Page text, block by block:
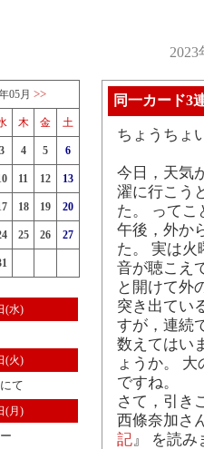
05月 >>
木 金 土
3 4 5 6
11 12 13
18 19 20
25 26 27
(水)
(火)
て
(月)
同一カード3
ちょうちょ
今日，天気
濯に行こう
た。 ってこ
午後，外か
た。 実は火
音が聴こえ
と開けて外
突き出てい
すが，連続
数えてはい
ょうか。
ですね。
さて，引き
西條奈加さ
記』 を読み